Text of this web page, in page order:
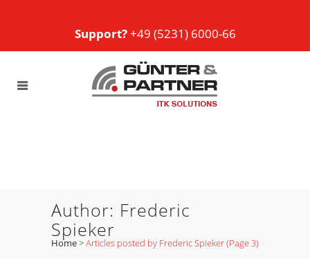
Support?+49 (5231) 6000-66
Author: Frederic
Spieker
Home>Articles posted by Frederic Spieker(Page 3)